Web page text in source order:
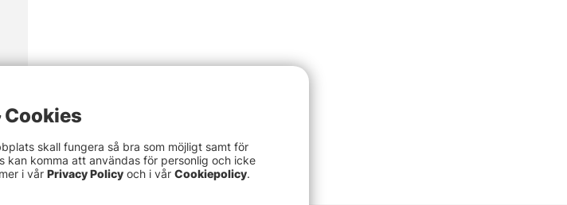
Cookies
skall fungera så bra som möjligt samt för
kan komma att användas för personlig och icke
i vår Privacy Policy och i vår Cookiepolicy.